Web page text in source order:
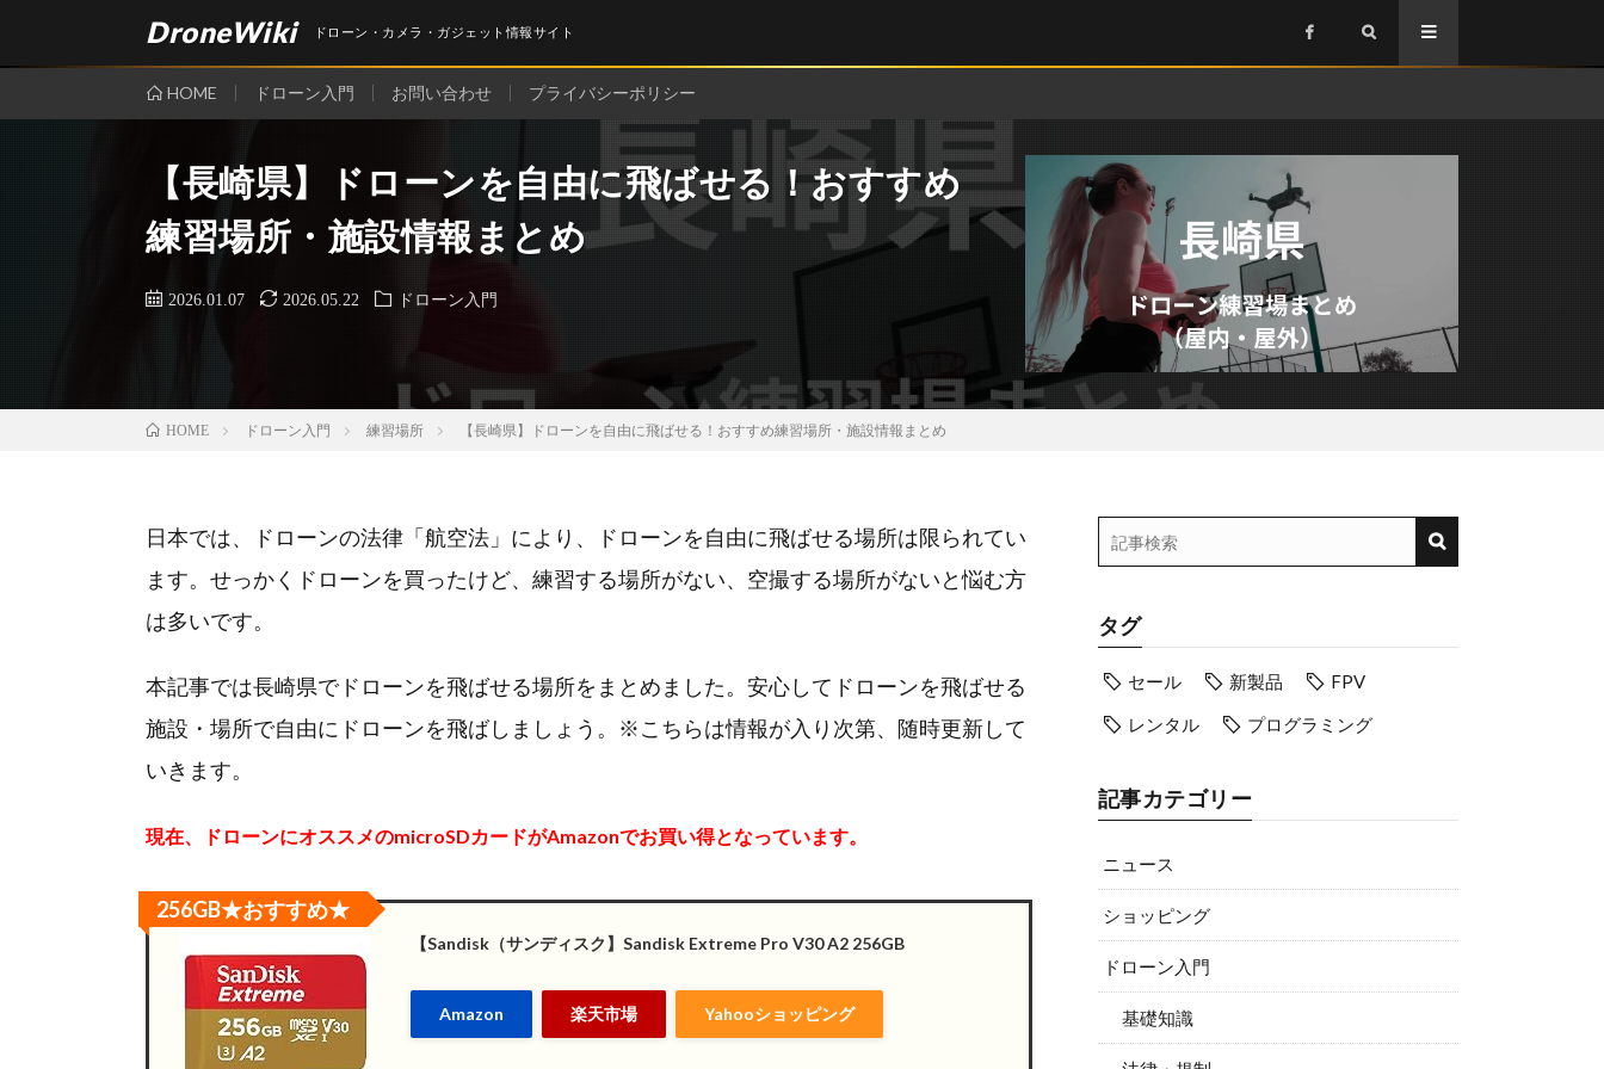
DroneWiki ドローン・カメラ・ガジェット情報サイト
HOME ドローン入門 お問い合わせ プライバシーポリシー
【長崎県】ドローンを自由に飛ばせる！おすすめ
練習場所・施設情報まとめ
2026.01.07 2026.05.22 ドローン入門
HOME ドローン入門 練習場所 【長崎県】ドローンを自由に飛ばせる！おすすめ練習場所・施設情報まとめ
日本では、ドローンの法律「航空法」により、ドローンを自由に飛ばせる場所は限られてい
ます。せっかくドローンを買ったけど、練習する場所がない、空撮する場所がないと悩む方
は多いです。
本記事では長崎県でドローンを飛ばせる場所をまとめました。安心してドローンを飛ばせる
施設・場所で自由にドローンを飛ばしましょう。※こちらは情報が入り次第、随時更新して
いきます。
現在、ドローンにオススメのmicroSDカードがAmazonでお買い得となっています。
【Sandisk（サンディスク】Sandisk Extreme Pro V30 A2 256GB
Amazon 楽天市場 Yahooショッピング
256GB★おすすめ★
タグ
セール 新製品
FPV
レンタル
プログラミング
記事カテゴリー
ニュース
ショッピング
ドローン入門
基礎知識